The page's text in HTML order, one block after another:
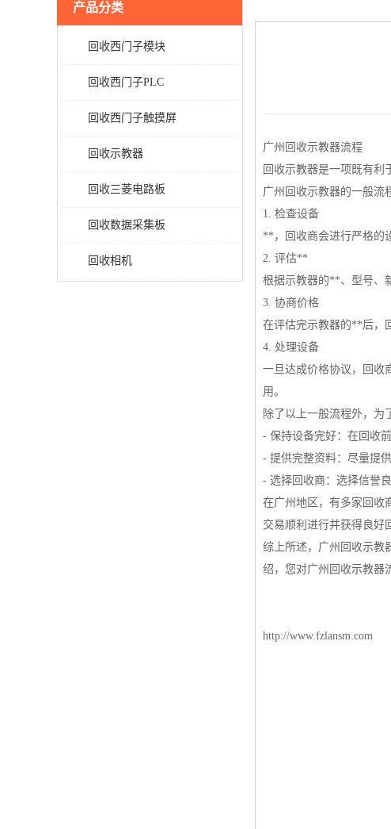
产品分类
回收西门子模块
回收西门子PLC
回收西门子触摸屏
回收示教器
回收三菱电路板
回收数据采集板
回收相机
广州回收示教器流程
回收示教器是一项既有
广州回收示教器的一般流
1. 检查设备
**，回收商会进行严格的
2. 评估**
根据示教器的**、型号、
3. 协商价格
在评估完示教器的**后，
4. 处理设备
一旦达成价格协议，回收
用。
除了以上一般流程外，为
- 保持设备完好：在回收
- 提供完整资料：尽量提
- 选择回收商：选择信誉
在广州地区，有多家回收
交易顺利进行并获得良好
综上所述，广州回收示教
绍，您对广州回收示教器
http://www.fzlansm.com